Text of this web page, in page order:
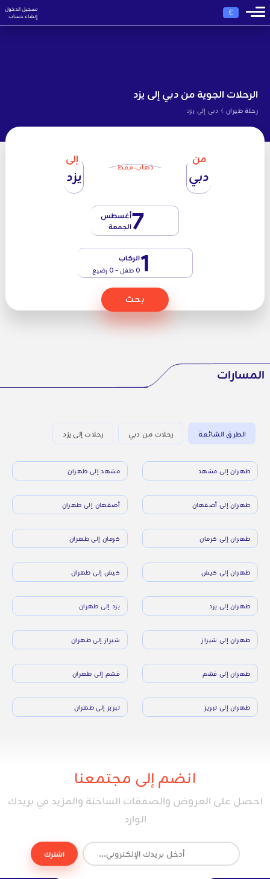
€
تسجيل الدخول
إنشاء حساب
الرحلات الجوية من دبي إلى يزد
رحلة طيران › دبي إلى يزد
من
دبي ذهاب فقط
إلى
يزد
7أغسطس
الجمعة
1الركاب
0 طفل - 0 رضيع
بحث
المسارات
الطرق الشائعة رحلات من دبي رحلات إلى يزد
طهران إلى مشهد مشهد إلى طهران
طهران إلى أصفهان أصفهان إلى طهران
طهران إلى كرمان كرمان إلى طهران
طهران إلى كيش كيش إلى طهران
طهران إلى يزد يزد إلى طهران
طهران إلى شيراز شيراز إلى طهران
طهران إلى قشم قشم إلى طهران
طهران إلى تبريز تبريز إلى طهران
انضم إلى مجتمعنا
احصل على العروض والصفقات الساخنة والمزيد في بريدك
الوارد
اشترك